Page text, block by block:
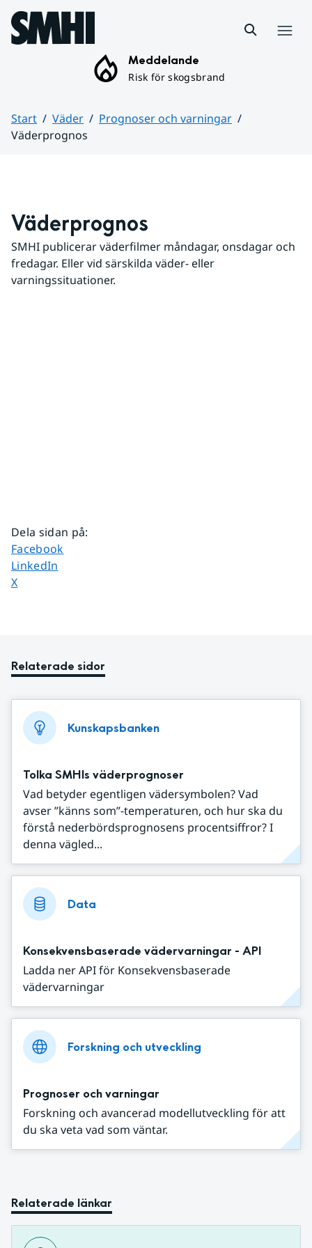
Hoppa till sidans innehåll
Meddelande
Risk för skogsbrand
Start Väder
Prognoser och varningar
Väderprognos
Väderprognos
SMHI publicerar väderfilmer måndagar, onsdagar och
fredagar. Eller vid särskilda väder- eller
varningssituationer.
Dela sidan på:
Dela sidan på
Facebook
Dela sidan på
LinkedIn
Dela sidan på
X
Relaterade sidor
Kunskapsbanken
Tolka SMHIs väderprognoser
Vad betyder egentligen vädersymbolen? Vad
avser ”känns som”-temperaturen, och hur ska du
förstå nederbördsprognosens procentsiffror? I
denna vägled...
Data
Konsekvensbaserade vädervarningar - API
Ladda ner API för Konsekvensbaserade
vädervarningar
Forskning och utveckling
Prognoser och varningar
Forskning och avancerad modellutveckling för att
du ska veta vad som väntar.
Relaterade länkar